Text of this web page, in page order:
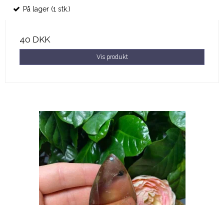
På lager (1 stk.)
40 DKK
Vis produkt